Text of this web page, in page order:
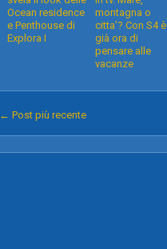
Ocean residence
e Penthouse di
Explora I
montagna o
citta’? Con S4 è
già ora di
pensare alle
vacanze
← Post più recente